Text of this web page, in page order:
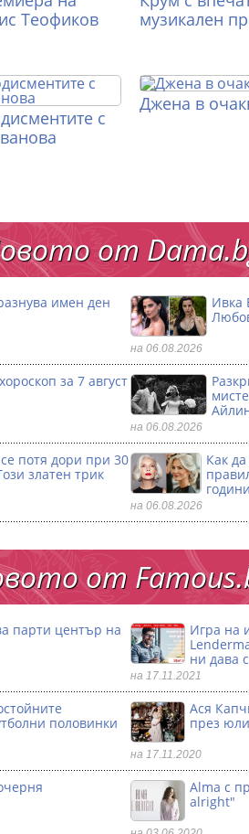
Теофиков
музикален
с
Джена в
от
имен ден
Ивка
на 06.08.2026
за 7 август
на 06.08.2026
потя дори при 30
златен трик
Как
на 06.08.2026
от
парти център на
Игра на
ни дава
на 17.11.2021
половинки
Ася
през юли
на 17.11.2020
Alma с
alright"